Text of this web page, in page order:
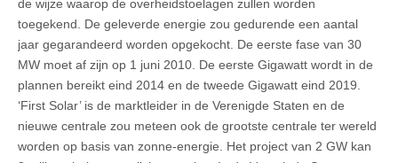
de wijze waarop de overheidstoelagen zullen worden
toegekend. De geleverde energie zou gedurende een aantal
jaar gegarandeerd worden opgekocht. De eerste fase van 30
MW moet af zijn op 1 juni 2010. De eerste Gigawatt wordt in de
plannen bereikt eind 2014 en de tweede Gigawatt eind 2019.
‘First Solar’ is de marktleider in de Verenigde Staten en de
nieuwe centrale zou meteen ook de grootste centrale ter wereld
worden op basis van zonne-energie. Het project van 2 GW kan